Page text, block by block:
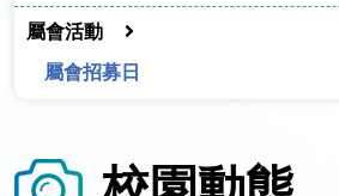
屬會活動
屬會招募日